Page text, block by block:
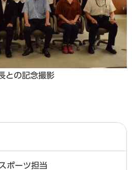
との記念撮影
ポーツ担当